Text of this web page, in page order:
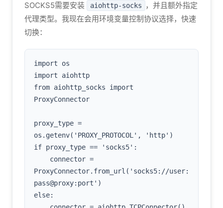
SOCKS5需要安装
aiohttp-socks
，并且额外指定
代理类型。我现在会用环境变量控制协议选择，快速
切换：
import os
import aiohttp
from aiohttp_socks import
ProxyConnector
proxy_type =
os.getenv('PROXY_PROTOCOL', 'http')
if proxy_type == 'socks5':
ProxyConnector.from_url('socks5://user:
pass@proxy:port')
else: